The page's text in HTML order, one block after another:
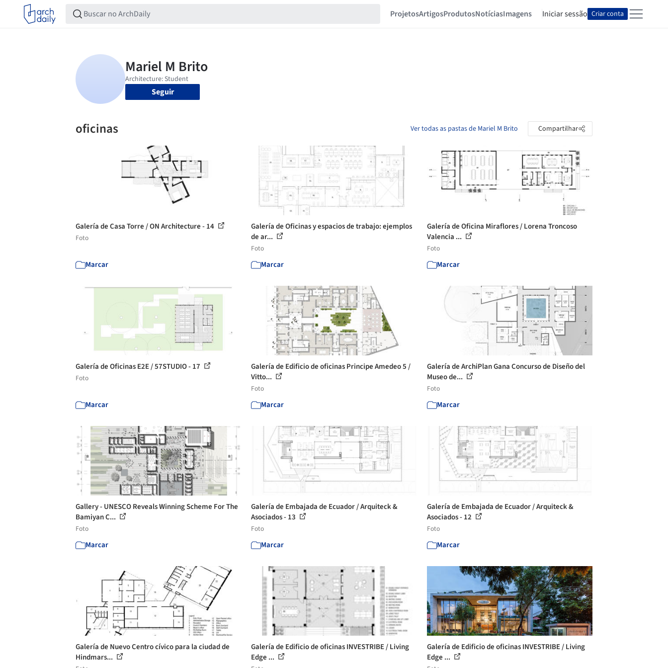
ProjetosArtigosProdutosNotíciasImagens Iniciar sessão Criar conta
Seguir
oficinas Ver todas as pastas de Mariel M Brito Compartilhar
Galería de Casa Torre / ON Architecture - 14
Foto
Marcar
Galería de Oficinas y espacios de trabajo: ejemplos
de ar...
Foto
Marcar
Galería de Oficina Miraflores / Lorena Troncoso
Valencia ...
Foto
Marcar
Galería de Oficinas E2E / 57STUDIO - 17
Foto
Marcar
Galería de Edificio de oficinas Principe Amedeo 5 /
Vitto...
Foto
Marcar
Galería de ArchiPlan Gana Concurso de Diseño del
Museo de...
Foto
Marcar
Gallery - UNESCO Reveals Winning Scheme For The
Bamiyan C...
Foto
Marcar
Galería de Embajada de Ecuador / Arquiteck &
Asociados - 13
Foto
Marcar
Galería de Embajada de Ecuador / Arquiteck &
Asociados - 12
Foto
Marcar
Galería de Nuevo Centro cívico para la ciudad de
Hindmars...
Galería de Edificio de oficinas INVESTRIBE / Living
Edge ...
Galería de Edificio de oficinas INVESTRIBE / Living
Edge ...